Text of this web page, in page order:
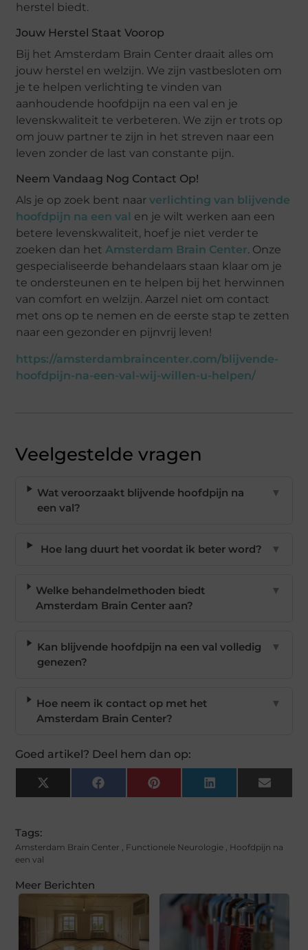
herstel biedt.
Jouw Herstel Staat Voorop
Bij het Amsterdam Brain Center draait alles om
jouw herstel en welzijn. We zijn vastbesloten om
je te helpen verlichting te vinden van
aanhoudende hoofdpijn na een val en je
levenskwaliteit te verbeteren. We zijn er trots op
om jouw partner te zijn in het streven naar een
leven zonder de last van constante pijn.
Neem Vandaag Nog Contact Op!
Als je op zoek bent naarverlichting van blijvende
hoofdpijn na een val en je wilt werken aan een
betere levenskwaliteit, hoef je niet verder te
zoeken dan hetAmsterdam Brain Center. Onze
gespecialiseerde behandelaars staan klaar om je
te ondersteunen en te helpen bij het herwinnen
van comfort en welzijn. Aarzel niet om contact
met ons op te nemen en de eerste stap te zetten
naar een gezonder en pijnvrij leven!
https://amsterdambraincenter.com/blijvende-
hoofdpijn-na-een-val-wij-willen-u-helpen/
Veelgestelde vragen
Wat veroorzaakt blijvende hoofdpijn na
een val?
▼
Hoe lang duurt het voordat ik beter word? ▼
Welke behandelmethoden biedt
Amsterdam Brain Center aan?
▼
Kan blijvende hoofdpijn na een val volledig
genezen?
▼
Hoe neem ik contact op met het
Amsterdam Brain Center?
▼
Goed artikel? Deel hem dan op:
X
(Twitter)
FacebookPinterest LinkedIn Email
Tags:
Amsterdam Brain Center , Functionele Neurologie , Hoofdpijn na
een val
Meer Berichten